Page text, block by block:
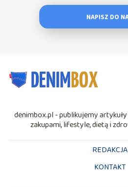
NAPISZ DO
denimbox.pl - publikujemy
zakupami, lifestyle, dietą i
REDAKCJA
KONTAKT